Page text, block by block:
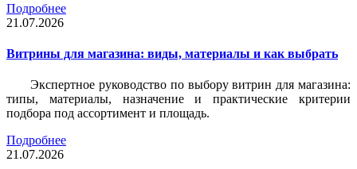
Подробнее
21.07.2026
Витрины для магазина: виды, материалы и как выбрать
Экспертное руководство по выбору витрин для магазина:
типы, материалы, назначение и практические критерии
подбора под ассортимент и площадь.
Подробнее
21.07.2026